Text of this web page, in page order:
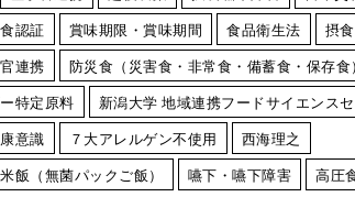
認証
賞味期限・賞味期間 食品衛生法
摂
連携
防災食（災害食・非常食・備蓄食・保存食）
特定原料
新潟大学 地域連携フードサイエンス
意識
７大アレルゲン不使用
西海理之
飯（無菌パックご飯）
嚥下・嚥下障害 高圧